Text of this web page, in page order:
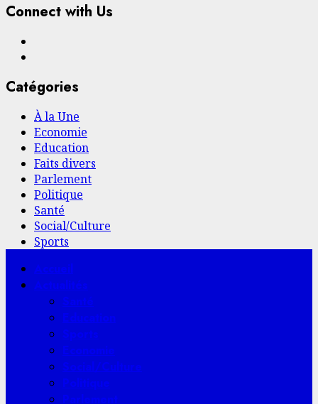
Connect with Us
Catégories
À la Une
Economie
Education
Faits divers
Parlement
Politique
Santé
Social/Culture
Sports
Menu
principal
Accueil
Actualités
Santé
Education
Sports
Economie
Social/Culture
Politique
Parlement